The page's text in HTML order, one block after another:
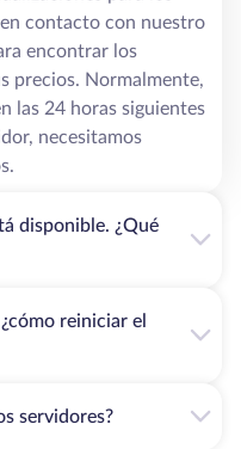
contacto con nuestro
encontrar los
precios. Normalmente,
las 24 horas siguientes
necesitamos
disponible. ¿Qué
reiniciar el
servidores?